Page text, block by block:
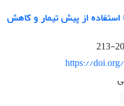
استفاده از پیش تیمار و کاهش
https://